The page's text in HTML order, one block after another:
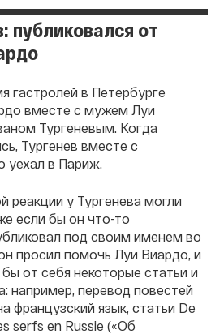
публиковался от
гастролей в Петербурге
вместе с мужем Луи
Тургеневым. Когда
Тургенев вместе с
уехал в Париж.
реакции у Тургенева могли
если бы он что-то
под своим именем во
просил помочь Луи Виардо, и
от себя некоторые статьи и
например, перевод повестей
французский язык, статьи De
serfs en Russie («Об